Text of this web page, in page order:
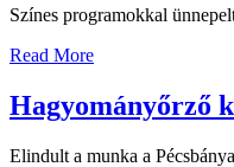
Színes programokkal
Read More
Hagyományőrző
Elindult a munka a